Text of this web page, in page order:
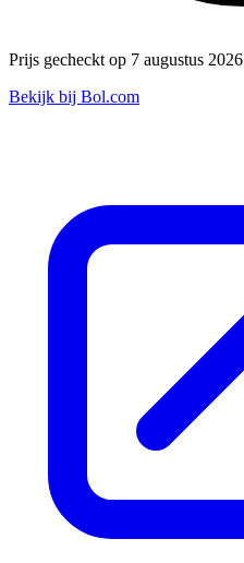
Prijs gecheckt op 7 augustus 2026
Bekijk bij Bol.com